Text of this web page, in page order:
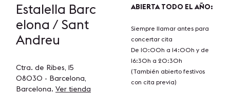
Estalella Barc
elona / Sant
Andreu
Ctra. de Ribes, 15
08030 - Barcelona,
Barcelona. Ver tienda
ABIERTA TODO EL AÑO:
Siempre llamar antes para
concertar cita
De 10:00h a 14:00h y de
16:30h a 20:30h
(También abierto festivos
con cita previa)